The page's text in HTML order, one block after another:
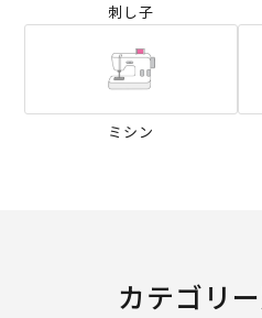
刺し子
ミシン
カテゴリ